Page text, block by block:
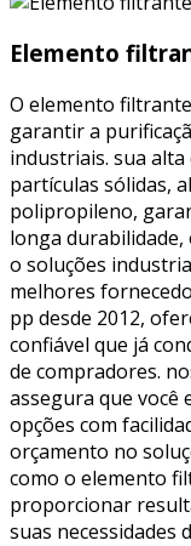
Elemento
O elemento
garantir a
industriais. sua alta
partículas sólidas,
polipropileno,
longa durabilidade,
o soluções
melhores
pp desde 2012,
confiável que já
de compradores.
assegura que você
opções com
orçamento no
como o elemento
proporcionar
suas necessidades